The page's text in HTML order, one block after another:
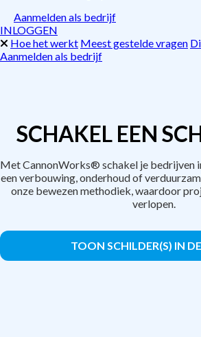
Aanmelden als bedrijf
INLOGGEN
Hoe het werkt Meest gestelde vragen
Aanmelden als bedrijf
SCHAKEL EEN
Met CannonWorks® schakel je bedrijven
een verbouwing, onderhoud of
onze bewezen methodiek, waardoor
verlopen.
TOON SCHILDER(S) IN